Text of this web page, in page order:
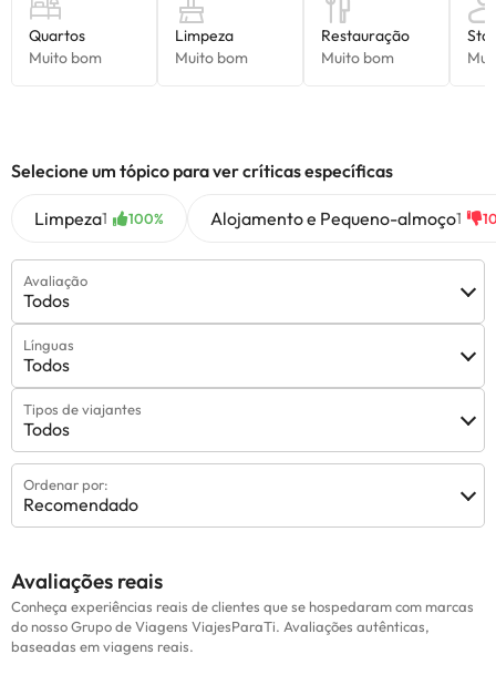
Selecione um tópico para ver críticas específicas
Limpeza1 100% Alojamento e Pequeno-almoço1
Avaliação
Todos
Línguas
Todos
Tipos de viajantes
Todos
Ordenar por:
Recomendado
Avaliações reais
Conheça experiências reais de clientes que se hospedaram com marcas
do nosso Grupo de Viagens ViajesParaTi. Avaliações autênticas,
baseadas em viagens reais.